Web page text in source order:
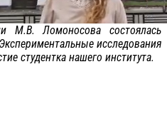
Ломоносова состоялась
исследования
студентка нашего института.